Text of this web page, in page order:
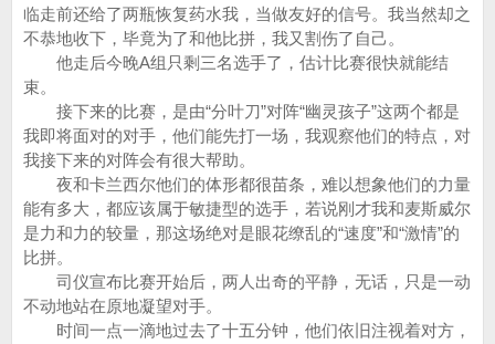
临走前还给了两瓶恢复药水我，当做友好的信号。我当然却之
不恭地收下，毕竟为了和他比拼，我又割伤了自己。
他走后今晚A组只剩三名选手了，估计比赛很快就能结
束。
接下来的比赛，是由“分叶刀”对阵“幽灵孩子”这两个都是
我即将面对的对手，他们能先打一场，我观察他们的特点，对
我接下来的对阵会有很大帮助。
夜和卡兰西尔他们的体形都很苗条，难以想象他们的力量
能有多大，都应该属于敏捷型的选手，若说刚才我和麦斯威尔
是力和力的较量，那这场绝对是眼花缭乱的“速度”和“激情”的
比拼。
司仪宣布比赛开始后，两人出奇的平静，无话，只是一动
不动地站在原地凝望对手。
时间一点一滴地过去了十五分钟，他们依旧注视着对方，